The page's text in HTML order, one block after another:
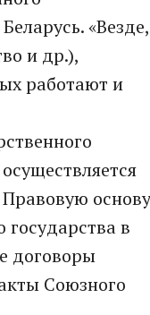
«Везде,
и др.),
работают и
основу
в
договоры
Союзного